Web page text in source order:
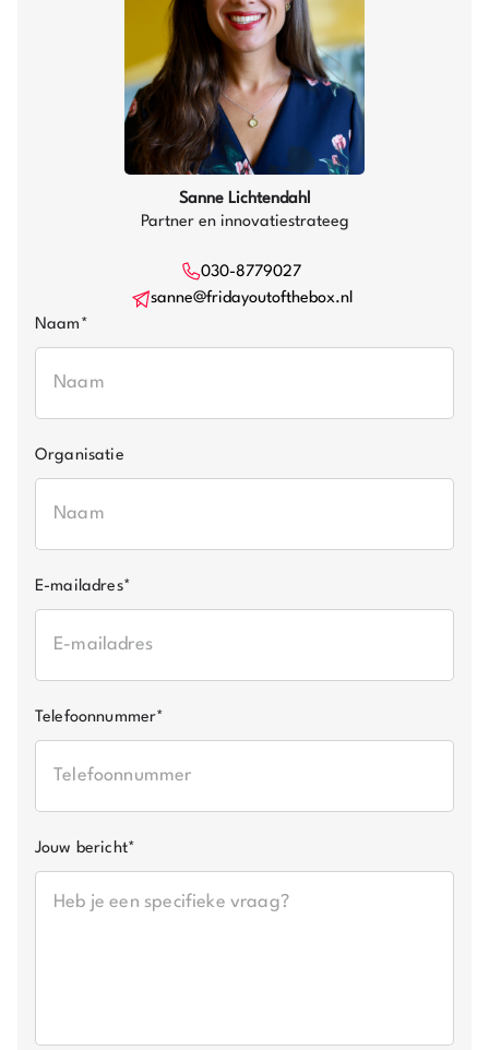
Sanne Lichtendahl
Partner en innovatiestrateeg
030-8779027
sanne@fridayoutofthebox.nl
Naam *
Organisatie
E-mailadres*
Telefoonnummer*
Jouw bericht*